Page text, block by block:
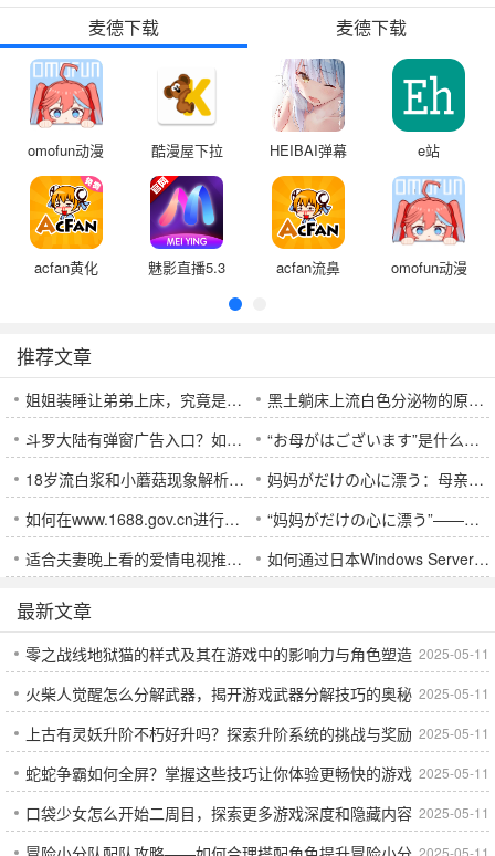
麦德下载 麦德下载
omofun动漫
app免费下
载安卓正版
酷漫屋下拉
式(免费漫
画)最新版
HEIBAI弹幕
免费下载安
装
e站
(EhViewer)
绿色版本免
费版
acfan黄化
魅影直播5.3
acfan流鼻
omofun动漫
推荐文章
姐姐装睡让弟弟上床，究竟是恶作剧还是情感困惑？这种行为会对家庭关系造成什么影响？
黑土躺床上流白色分泌物的原因和解决方法：如何避免植物土壤中出现这种现象？
斗罗大陆有弹窗广告入口？如何影响你的游戏体验？
“お母がはございます”是什么意思？日语中如何运用这句话来表达尊敬与亲情？
18岁流白浆和小蘑菇现象解析：这些你必须知道的健康小常识
妈妈がだけの心に漂う：母亲的爱如何在孩子心中留下深刻印象？
如何在www.1688.gov.cn进行安全高效的商务交易？
“妈妈がだけの心に漂う”——母亲内心复杂情感的背后是什么？
适合夫妻晚上看的爱情电视推荐：哪些剧集能增进你们的感情？
如何通过日本Windows Server 18提升企业服务器管理效率？
最新文章
零之战线地狱猫的样式及其在游戏中的影响力与角色塑造 2025-05-11
火柴人觉醒怎么分解武器，揭开游戏武器分解技巧的奥秘
与实战应用
2025-05-11
上古有灵妖升阶不朽好升吗？探索升阶系统的挑战与奖励 2025-05-11
蛇蛇争霸如何全屏？掌握这些技巧让你体验更畅快的游戏
玩法
2025-05-11
口袋少女怎么开始二周目，探索更多游戏深度和隐藏内容 2025-05-11
2025-05-11